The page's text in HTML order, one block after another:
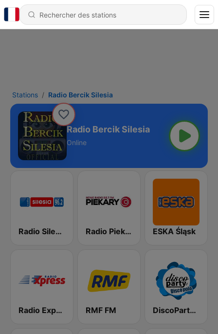
Stations Radio Bercik Silesia
Radio Bercik Silesia
Online
Radio Silesia Radio Piekary ESKA Śląsk
Radio Express RMF FM DiscoParty.pl - Disco Polo